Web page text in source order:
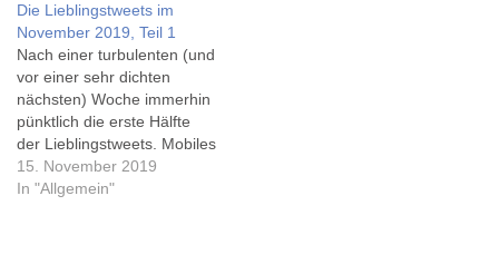
mehr Tiefe als in den ersten
beiden Teilen, was auch der
Tatsache geschuldet sein
mag, daß sie…
Die Lieblingstweets im
November 2019, Teil 1
Nach einer turbulenten (und
vor einer sehr dichten
nächsten) Woche immerhin
pünktlich die erste Hälfte
der Lieblingstweets. Mobiles
Office
pic.twitter.com/yoFTjS5s8M
15. November 2019
In "Allgemein"